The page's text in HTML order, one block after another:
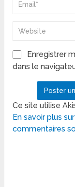
Enregistrer
dans le
Ce site utilise
En savoir plus
commentaires